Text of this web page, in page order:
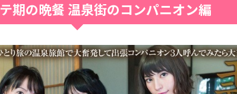
テ期の晩餐 温泉街のコンパニオン編